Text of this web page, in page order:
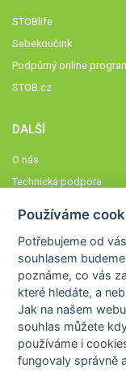
STOBlife
Sebekoučink
Podpůrný online
STOB.cz
DALŠÍ
O nás
Technická podpora
Členové STOBklubu
Zásady nakládání s
Otestujte se
Spočítejte si
Výzva 52
Používáme
Potřebujeme od vás
souhlasem
poznáme,co vás
které hledáte, a
Jak na našem
souhlas můžete
používáme i
fungovaly správně